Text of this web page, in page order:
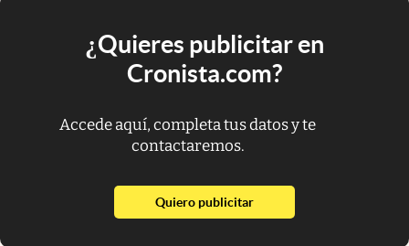
¿Quieres publicitar en
Cronista.com?
Accede aquí, completa tus datos y te
contactaremos.
Quiero publicitarabre en nueva pestaña